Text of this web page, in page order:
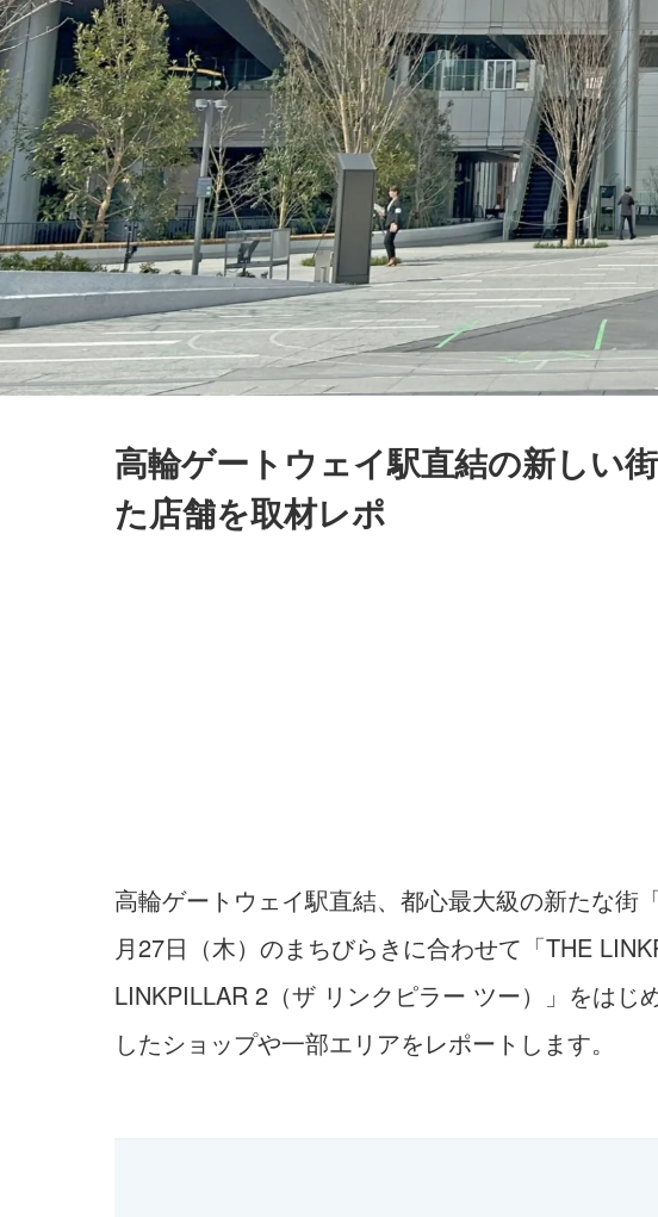
高輪ゲートウェイ駅直結の新しい
た店舗を取材レポ
高輪ゲートウェイ駅直結、都心最大級の新たな街
月27日（木）のまちびらきに合わせて「THE
LINKPILLAR 2（ザ リンクピラー ツー）」をは
したショップや一部エリアをレポートします。